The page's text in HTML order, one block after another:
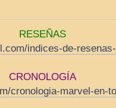
RESEÑAS
indices-de-
CRONOLOGÍA
cronologia-marvel-en-